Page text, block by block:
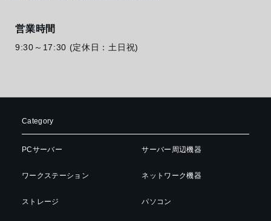
営業時間
9:30～17:30 (定休日：土日祝)
Category
PCサーバー
ワークステーション
ストレージ
サーバー周辺機器
ネットワーク機器
パソコン